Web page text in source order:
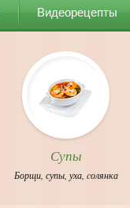
Видеорецепты
Супы
Борщи, супы, уха, cолянка